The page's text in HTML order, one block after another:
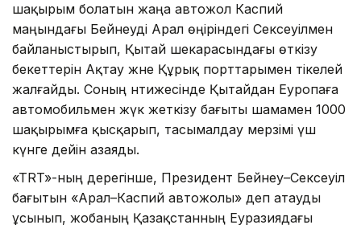
шақырым болатын жаңа автожол Каспий
маңындағы Бейнеуді Арал өңіріндегі Сексеуілмен
байланыстырып, Қытай шекарасындағы өткізу
бекеттерін Ақтау және Құрық порттарымен тікелей
жалғайды. Соның нәтижесінде Қытайдан Еуропаға
автомобильмен жүк жеткізу бағыты шамамен 1000
шақырымға қысқарып, тасымалдау мерзімі үш
күнге дейін азаяды.
«TRT»-ның дерегінше, Президент Бейнеу–Сексеуіл
бағытын «Арал–Каспий автожолы» деп атауды
ұсынып, жобаның Қазақстанның Еуразиядағы